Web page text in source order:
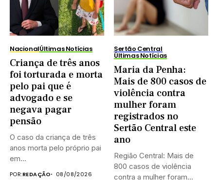
NacionalÚltimas Notícias
Criança de três anos
foi torturada e morta
pelo pai que é
advogado e se
negava pagar
pensão
O caso da criança de três
anos morta pelo próprio pai
em...
POR:REDAÇÃO 08/08/2026
Sertão Central
Últimas Notícias
Maria da Penha:
Mais de 800 casos de
violência contra
mulher foram
registrados no
Sertão Central este
ano
Região Central: Mais de
800 casos de violência
contra a mulher foram...